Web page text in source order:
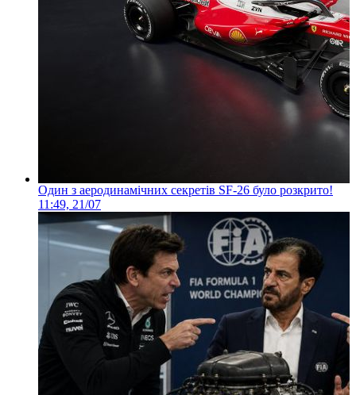
Один з аеродинамічних секретів SF-26 було розкрито!
11:49, 21/07